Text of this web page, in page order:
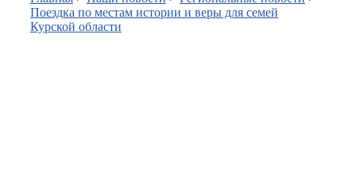
Поездка по местам истории и веры для семей
Курской области